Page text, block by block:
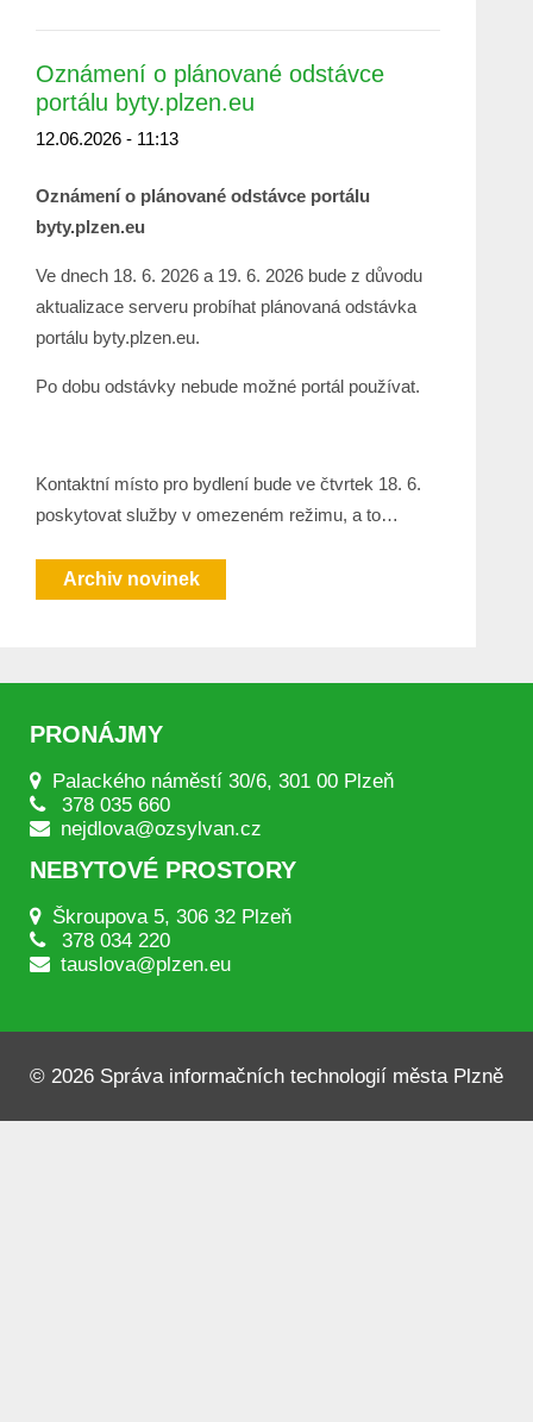
Oznámení o plánované odstávce
portálu byty.plzen.eu
12.06.2026 - 11:13
Oznámení o plánované odstávce portálu
byty.plzen.eu
Ve dnech 18. 6. 2026 a 19. 6. 2026 bude z důvodu
aktualizace serveru probíhat plánovaná odstávka
portálu byty.plzen.eu.
Po dobu odstávky nebude možné portál používat.
Kontaktní místo pro bydlení bude ve čtvrtek 18. 6.
poskytovat služby v omezeném režimu, a to…
Archiv novinek
PRONÁJMY
Palackého náměstí 30/6, 301 00 Plzeň
378 035 660
nejdlova@ozsylvan.cz
NEBYTOVÉ PROSTORY
Škroupova 5, 306 32 Plzeň
378 034 220
tauslova@plzen.eu
© 2026 Správa informačních technologií města Plzně